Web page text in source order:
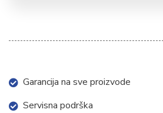
Garancija na sve proizvode
Servisna podrška